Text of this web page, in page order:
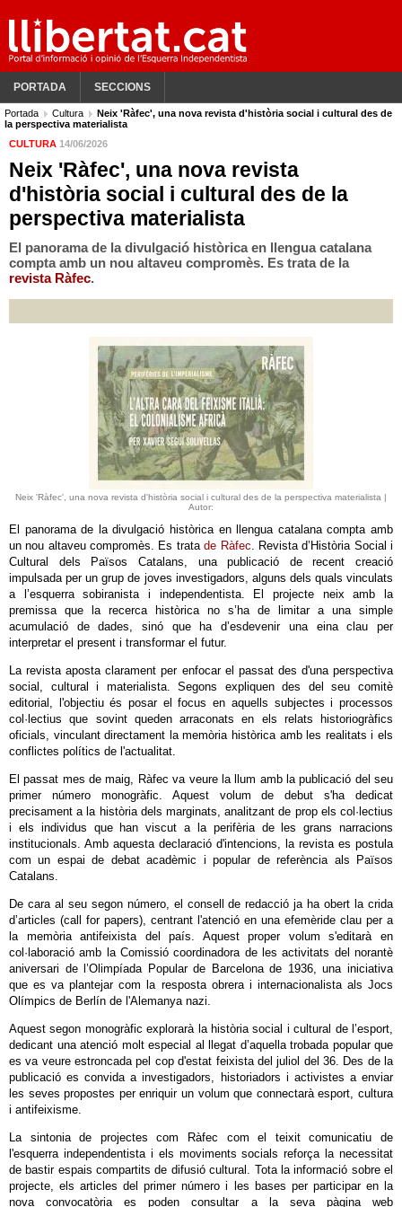
PORTADA SECCIONS
Portada Cultura
Neix 'Ràfec', una nova revista d'història social i cultural des de
la perspectiva materialista
CULTURA 14/06/2026
Neix 'Ràfec', una nova revista
d'història social i cultural des de la
perspectiva materialista
El panorama de la divulgació històrica en llengua catalana
compta amb un nou altaveu compromès. Es trata de la
revista Ràfec.
Neix 'Ràfec', una nova revista d'història social i cultural des de la perspectiva materialista |
Autor:
El panorama de la divulgació històrica en llengua catalana compta amb
un nou altaveu compromès. Es tratade Ràfec. Revista d’Història Social i
Cultural dels Països Catalans, una publicació de recent creació
impulsada per un grup de joves investigadors, alguns dels quals vinculats
a l’esquerra sobiranista i independentista. El projecte neix amb la
premissa que la recerca històrica no s’ha de limitar a una simple
acumulació de dades, sinó que ha d’esdevenir una eina clau per
interpretar el present i transformar el futur.
La revista aposta clarament per enfocar el passat des d'una perspectiva
social, cultural i materialista. Segons expliquen des del seu comitè
editorial, l'objectiu és posar el focus en aquells subjectes i processos
col·lectius que sovint queden arraconats en els relats historiogràfics
oficials, vinculant directament la memòria històrica amb les realitats i els
conflictes polítics de l'actualitat.
El passat mes de maig, Ràfec va veure la llum amb la publicació del seu
primer número monogràfic. Aquest volum de debut s'ha dedicat
precisament a la història dels marginats, analitzant de prop els col·lectius
i els individus que han viscut a la perifèria de les grans narracions
institucionals. Amb aquesta declaració d'intencions, la revista es postula
com un espai de debat acadèmic i popular de referència als Països
Catalans.
De cara al seu segon número, el consell de redacció ja ha obert la crida
d’articles (call for papers), centrant l'atenció en una efemèride clau per a
la memòria antifeixista del país. Aquest proper volum s'editarà en
col·laboració amb la Comissió coordinadora de les activitats del norantè
aniversari de l’Olimpíada Popular de Barcelona de 1936, una iniciativa
que es va plantejar com la resposta obrera i internacionalista als Jocs
Olímpics de Berlín de l'Alemanya nazi.
Aquest segon monogràfic explorarà la història social i cultural de l’esport,
dedicant una atenció molt especial al llegat d’aquella trobada popular que
es va veure estroncada pel cop d'estat feixista del juliol del 36. Des de la
publicació es convida a investigadors, historiadors i activistes a enviar
les seves propostes per enriquir un volum que connectarà esport, cultura
i antifeixisme.
La sintonia de projectes com Ràfec com el teixit comunicatiu de
l'esquerra independentista i els moviments socials reforça la necessitat
de bastir espais compartits de difusió cultural. Tota la informació sobre el
projecte, els articles del primer número i les bases per participar en la
nova convocatòria es poden consultar a la seva pàgina web